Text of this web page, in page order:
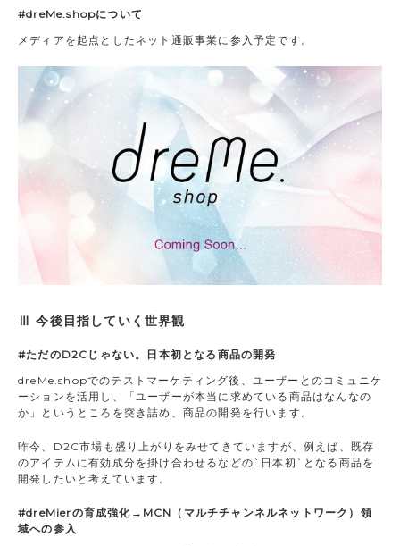
#dreMe.shopについて
メディアを起点としたネット通販事業に参入予定です。
Ⅲ 今後目指していく世界観
#ただのD2Cじゃない。日本初となる商品の開発
dreMe.shopでのテストマーケティング後、ユーザーとのコミュニケ
ーションを活用し、「ユーザーが本当に求めている商品はなんなの
か」というところを突き詰め、商品の開発を行います。
昨今、D2C市場も盛り上がりをみせてきていますが、例えば、既存
のアイテムに有効成分を掛け合わせるなどの`日本初`となる商品を
開発したいと考えています。
#dreMierの育成強化→MCN（マルチチャンネルネットワーク）領
域への参入